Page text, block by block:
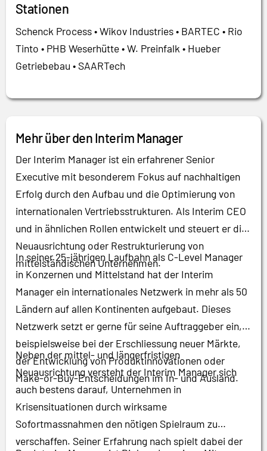
Stationen
Schenck Process • Wikov Industries • BARTEC • Rio
Tinto • PHB Weserhütte • W. Preinfalk • Hueber
Getriebebau • SAARTech
Mehr über den Interim Manager
Der Interim Manager ist ein erfahrener Senior
Executive mit besonderem Fokus auf nachhaltigen
Erfolg durch den Aufbau und die Optimierung von
internationalen Vertriebsstrukturen. Als Interim CEO
und in ähnlichen Rollen entwickelt und steuert er die
Neuausrichtung oder Restrukturierung von
mittelständischen Unternehmen.
In seiner 25-jährigen Laufbahn als C-Level Manager
in Konzernen und Mittelstand hat der Interim
Manager ein internationales Netzwerk in mehr als 50
Ländern auf allen Kontinenten aufgebaut. Dieses
Netzwerk setzt er gerne für seine Auftraggeber ein,
beispielsweise bei der Erschliessung neuer Märkte,
der Entwicklung von Produktinnovationen oder
Make-or-Buy-Entscheidungen im In- und Ausland.
Neben der mittel- und längerfristigen
Neuausrichtung versteht der Interim Manager sich
auch bestens darauf, Unternehmen in
Krisensituationen durch wirksame
Sofortmassnahmen den nötigen Spielraum zu
verschaffen. Seiner Erfahrung nach spielt dabei der